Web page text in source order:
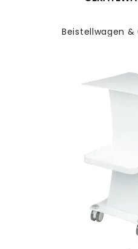
Beistellwagen